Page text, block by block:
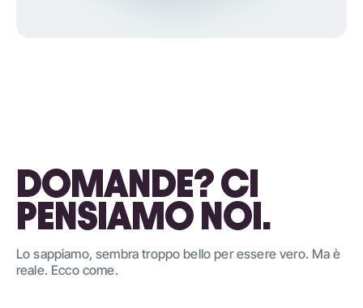
DOMANDE? CI
PENSIAMO NOI.
Lo sappiamo, sembra troppo bello per essere vero. Ma è
reale. Ecco come.